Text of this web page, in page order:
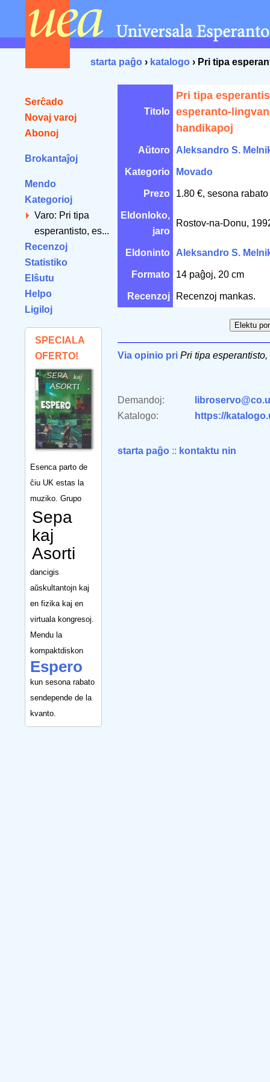
starta paĝo › katalogo › Pri tipa
Serĉado
Novaj varoj
Abonoj
Brokantaĵoj
Mendo
Kategorioj
Varo: Pri tipa
esperantisto, es...
Recenzoj
Statistiko
Elŝutu
Helpo
Ligiloj
SPECIALA
OFERTO!
Esenca parto de
ĉiu UK estas la
muziko. Grupo
Sepa
kaj
Asorti
dancigis
aŭskultantojn kaj
en fizika kaj en
virtuala kongresoj.
Mendu la
kompaktdiskon
Espero
kun sesona rabato
sendepende de la
kvanto.
Titolo
Pri tipa
esperanto-
handikapoj
Aŭtoro Aleksandro S.
Kategorio Movado
Prezo 1.80 €, sesona
Eldonloko,
jaro
Rostov-na-Donu,
Eldoninto Aleksandro S.
Formato 14 paĝoj, 20 cm
Recenzoj Recenzoj mankas.
Via opinio pri Pri tipa
Demandoj:
Katalogo:
https://
starta paĝo :: kontaktu nin